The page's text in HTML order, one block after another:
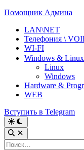
Перейти
содержимому
Помощник Админа
LAN\NET
Телефония \
WI-FI
Windows & Linux
Linux
Windows
Hardware &
WEB
Вступить в Telegram
Переключить
на
тёмный
режим
Открыть
поиск
Найти: